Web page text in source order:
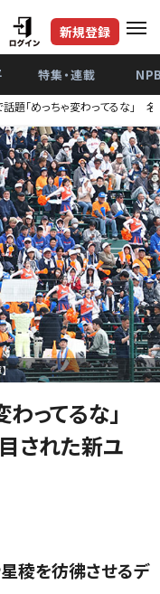
新規登録
特集・連載
題「めっちゃ変わってるな」
わってるな」
された新ユ
稜を彷彿させるデ